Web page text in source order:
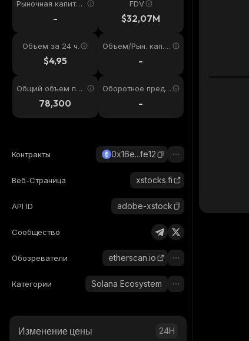
Рыночная капитал
-
FDV
$32,07M
Объем за 24 ч.
$4,95
Объем/Рын. кап. 2
-
Общий объем пре
дложения78,300
Оборотное предл
-
Контракты 0x16e...fe12
Веб-Страница xstocks.fi
API ID adobe-xstock
Сообщество
Обозреватели etherscan.io
Категории Solana Ecosystem
Изменение цены 24H